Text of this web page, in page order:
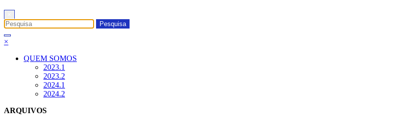
×
QUEM SOMOS
2023.1
2023.2
2024.1
2024.2
ARQUIVOS